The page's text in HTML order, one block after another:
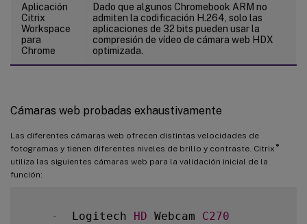
Aplicación
Citrix
Workspace
para
Chrome
Dado que algunos Chromebook ARM no
admiten la codificación H.264, solo las
aplicaciones de 32 bits pueden usar la
compresión de vídeo de cámara web HDX
optimizada.
Cámaras web probadas exhaustivamente
Las diferentes cámaras web ofrecen distintas velocidades de
fotogramas y tienen diferentes niveles de brillo y contraste. Citrix ®
utiliza las siguientes cámaras web para la validación inicial de la
función:
-
  Logitech
HD Webcam C270